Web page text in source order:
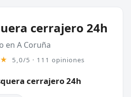
cerrajero 24h
en A Coruña
5,0/5 · 111 opiniones
cerrajero 24h